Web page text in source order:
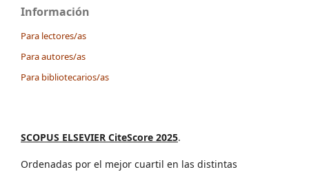
Información
Para lectores/as
Para autores/as
Para bibliotecarios/as
SCOPUS ELSEVIER CiteScore 2025.
Ordenadas por el mejor cuartil en las distintas